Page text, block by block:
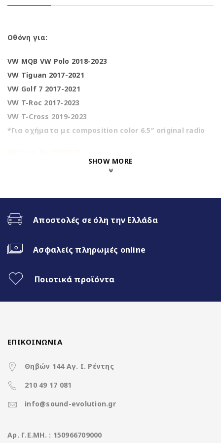
Οθόνη για:
VW MQB VW Polo 2018-2023
VW Tiguan 2017-2021
VW Golf 7 2017-2021
VW T-Roc 2017-2023
VW T-Cross 2019-2023
*Για οχήματα με composition color 6.5″ original radio
Ενσωματωμένη 4G Sim Slot
Auto
Διαχωρισμός Οθόνης (Split Screen)
RDS
RGB LED Φωτισμός πλήκτρων
Χαρακτηριστικά
CPU
Διάσταση οθόνης 9 ίντσες
(pixels)
1280*720 IPS Screen
Μνήμη RAM
SHOW MORE
Αποστολές σε όλη την Ελλάδα
Ασφαλείς πληρωμές online
Ποιοτικά προϊόντα
ΕΠΙΚΟΙΝΩΝΙΑ
Θηβών 144 Αγ. Ι. Ρέντης
210 49 17 081
info@sound-evolution.gr
Aρ. Γ.Ε.ΜΗ. : 150966709000